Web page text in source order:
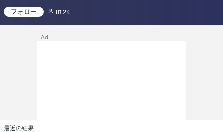
フォロー 81.2K
Ad
最近の結果